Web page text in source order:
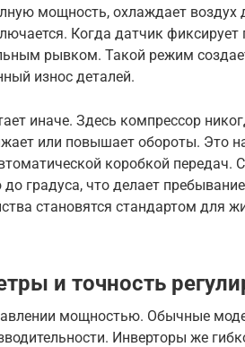
мощность, охлаждает воздух
Когда датчик фиксирует
рывком. Такой режим
износ деталей.
иначе. Здесь компрессор
или повышает обороты. Это
коробкой передач.
градуса, что делает
становятся стандартом для
и точность
мощностью. Обычные
Инверторы же